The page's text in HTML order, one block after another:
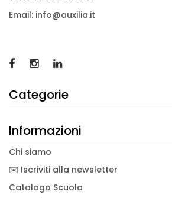
Email: info@auxilia.it
Categorie
Informazioni
Chi siamo
✉️ Iscriviti alla newsletter
Catalogo Scuola